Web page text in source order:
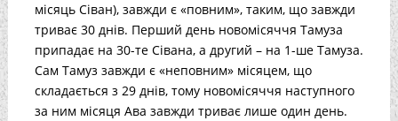
місяць Сіван), завжди є «повним», таким, що завжди
триває 30 днів. Перший день новомісяччя Тамуза
припадає на 30-те Сівана, а другий – на 1-ше Тамуза.
Сам Тамуз завжди є «неповним» місяцем, що
складається з 29 днів, тому новомісяччя наступного
за ним місяця Ава завжди триває лише один день.